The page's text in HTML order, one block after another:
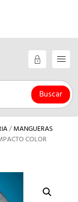
Buscar
/MANGUERAS
COLOR